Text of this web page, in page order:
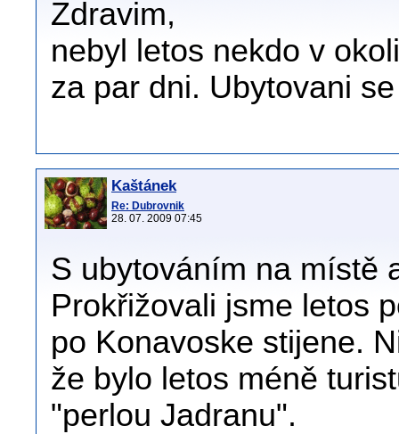
Zdravim,
nebyl letos nekdo v
za par dni. Ubytovani
Kaštánek
Re: Dubrovnik
28. 07. 2009 07:45
S ubytováním na místě
Prokřižovali jsme letos
po Konavoske stijene.
že bylo letos méně
"perlou Jadranu".